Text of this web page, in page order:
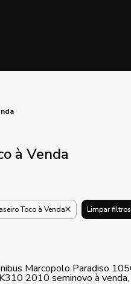
à Venda
Toco à Venda
Limpar filtros